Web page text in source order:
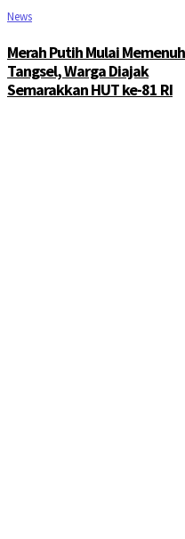
News
Merah Putih Mulai
Tangsel, Warga Diajak
Semarakkan HUT ke-81 RI